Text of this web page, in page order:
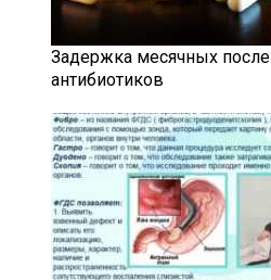
Задержка месячных после
антибиотиков